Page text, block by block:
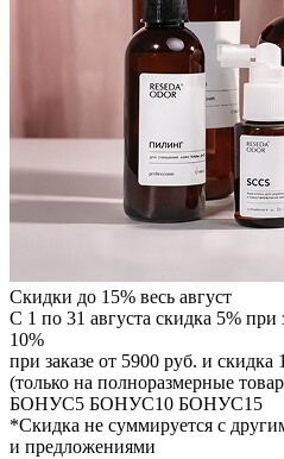
Скидки до 15% весь август
С 1 по 31 августа скидка 5% при
10%
при заказе от 5900 руб. и скидка
(только на полноразмерные
БОНУС5 БОНУС10 БОНУС15
*Скидка не суммируется с
и предложениями